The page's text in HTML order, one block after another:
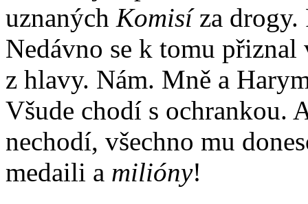
uznaných Komisíza drogy.
Nedávno se k tomu
z hlavy. Nám. Mně a
Všude chodí s ochrankou.
nechodí, všechno mu
medaili a milióny!